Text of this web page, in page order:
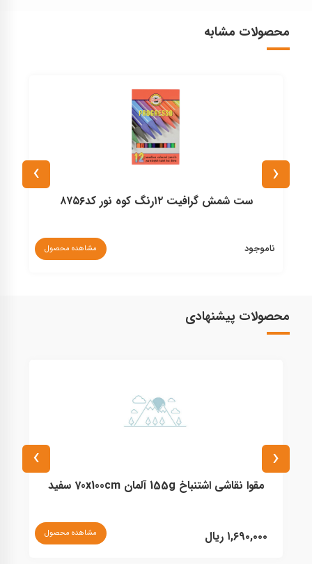
محصولات مشابه
ست شمش گرافیت ۱۲رنگ کوه نور کد۸۷۵۶
ناموجود مشاهده محصول
‹
›
محصولات پیشنهادی
مقوا نقاشی اشتنباخ 155g آلمان 70x100cm سفید
۱,۶۹۰,۰۰۰ ریال مشاهده محصول
‹
›